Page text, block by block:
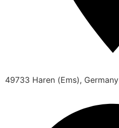
49733 Haren (Ems), Germany